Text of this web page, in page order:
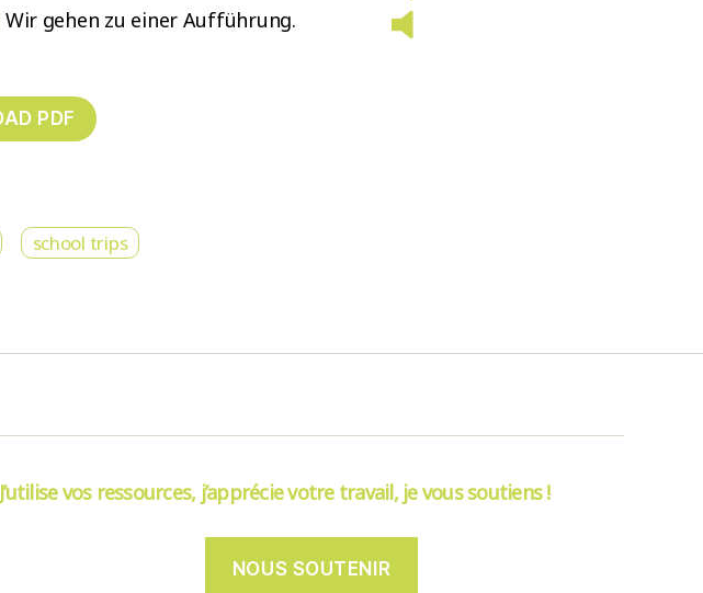
Wir gehen zu einer Aufführung.
school trips
J’utilise vos ressources, j’apprécie votre travail, je vous soutiens !
NOUS SOUTENIR